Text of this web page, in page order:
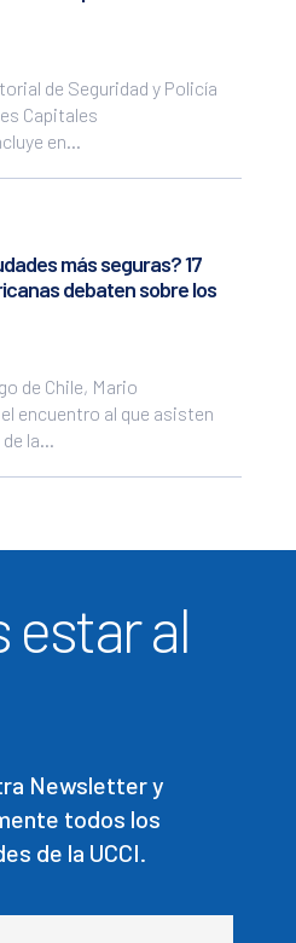
de Seguridad y Policía
Capitales
en...
más seguras? 17
debaten sobre los
de Chile, Mario
encuentro al que asisten
la...
estar al
Newsletter y
todos los
de la UCCI.